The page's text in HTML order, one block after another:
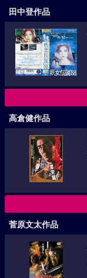
田中登作品
高倉健作品
菅原文太作品